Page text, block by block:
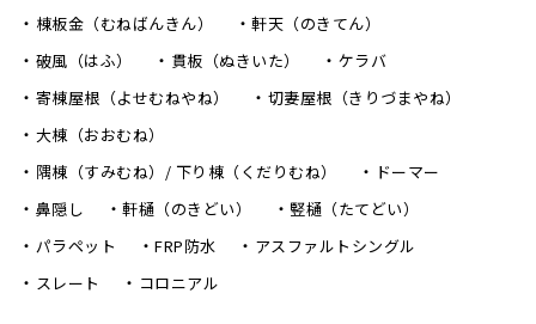
棟板金（むねばんきん）
軒天（のきてん）
破風（はふ）
貫板（ぬきいた）
ケラバ
寄棟屋根（よせむねやね）
切妻屋根（きりづまやね）
大棟（おおむね）
隅棟（すみむね）/ 下り棟（くだりむね）
ドーマー
鼻隠し
軒樋（のきどい）
竪樋（たてどい）
パラペット
FRP防水
アスファルトシングル
スレート
コロニアル